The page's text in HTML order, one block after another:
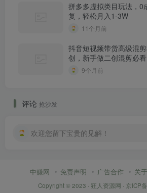
拼多多虚拟类目玩法，0
复，轻松月入1-3W
11个月前
抖音短视频带货高级混
创，新手做二创混剪必看
9个月前
评论 抢沙发
欢迎您留下宝贵的见解！
中赚网 免责声明 广告合作 关
Copyright © 2023 · 狂人资源网 · 京ICP